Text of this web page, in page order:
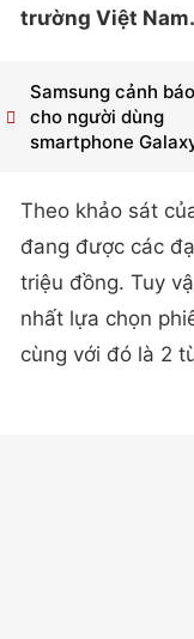
trường Việt Nam.
Samsung cảnh
cho người dùng
smartphone
Theo khảo sát
đang được các
triệu đồng. Tuy
nhất lựa chọn
cùng với đó là 2